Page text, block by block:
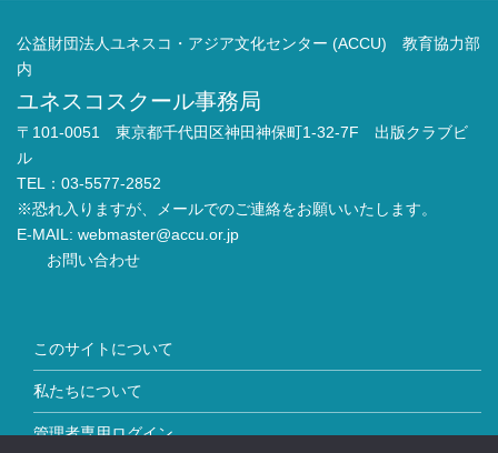
公益財団法人ユネスコ・アジア文化センター (ACCU) 教育協力部
内
ユネスコスクール事務局
〒101-0051 東京都千代田区神田神保町1-32-7F 出版クラブビ
ル
TEL：03-5577-2852
※恐れ入りますが、メールでのご連絡をお願いいたします。
E-MAIL: webmaster@accu.or.jp
お問い合わせ
このサイトについて
私たちについて
管理者専用ログイン